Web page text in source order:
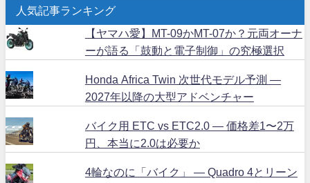
人気記事ランキング
【ヤマハ愛】MT-09かMT-07か？元両オーナ
ーが語る「鼓動と電子制御」の究極選択
Honda Africa Twin 次世代モデル予測 ―
2027年以降の大型アドベンチャー
バイク用 ETC vs ETC2.0 ― 価格差1〜2万
円、本当に2.0は必要か
4輪なのに「バイク」 ― Quadro 4とリーン